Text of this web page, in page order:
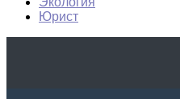
Юрист